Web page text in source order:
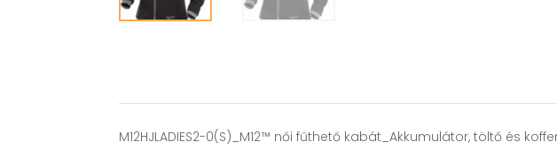
M12HJLADIES2-0(S)_M12™ női fűthető kabát_Akkumulátor, töltő és